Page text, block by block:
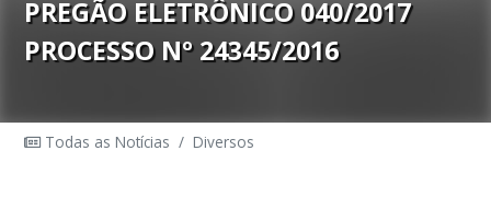
PREGÃO ELETRÔNICO 040/2017
PROCESSO Nº 24345/2016
Todas as Notícias / Diversos